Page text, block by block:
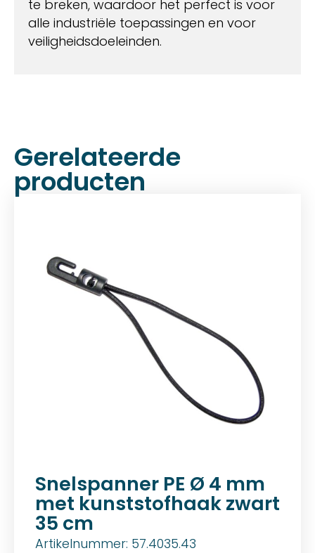
te breken, waardoor het perfect is voor
alle industriële toepassingen en voor
veiligheidsdoeleinden.
Gerelateerde
producten
Snelspanner PE Ø 4 mm
met kunststofhaak zwart
35 cm
Artikelnummer: 57.4035.43